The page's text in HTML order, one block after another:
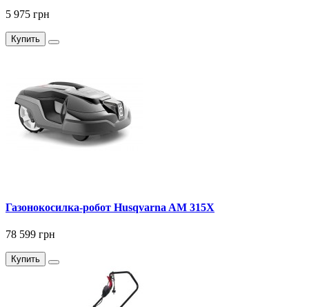
5 975 грн
Купить
Газонокосилка-робот Husqvarna AM 315X
78 599 грн
Купить